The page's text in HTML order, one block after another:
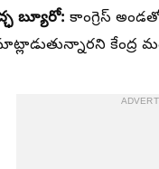
బ్యూరో: కాంగ్రెస్
కేంద్ర